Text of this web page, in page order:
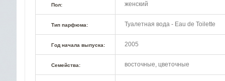
Пол: женский
Тип парфюма: Туалетная вода - Eau de Toilette
Год начала выпуска: 2005
Семейства: восточные, цветочные